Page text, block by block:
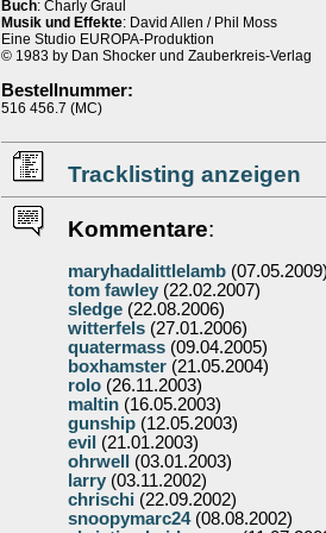
Buch: Charly Graul
Musik und Effekte: David Allen / Phil Moss
Eine Studio EUROPA-Produktion
© 1983 by Dan Shocker und Zauberkreis-Verlag
Bestellnummer:
516 456.7 (MC)
Tracklisting anzeigen
Kommentare:
maryhadalittlelamb
tom fawley (22.02.2007)
sledge (22.08.2006)
witterfels (27.01.2006)
quatermass (09.04.2005)
boxhamster (21.05.2004)
rolo (26.11.2003)
maltin (16.05.2003)
gunship (12.05.2003)
evil (21.01.2003)
ohrwell
(03.01.2003)
larry (03.11.2002)
chrischi (22.09.2002)
snoopymarc24(08.08.2002)